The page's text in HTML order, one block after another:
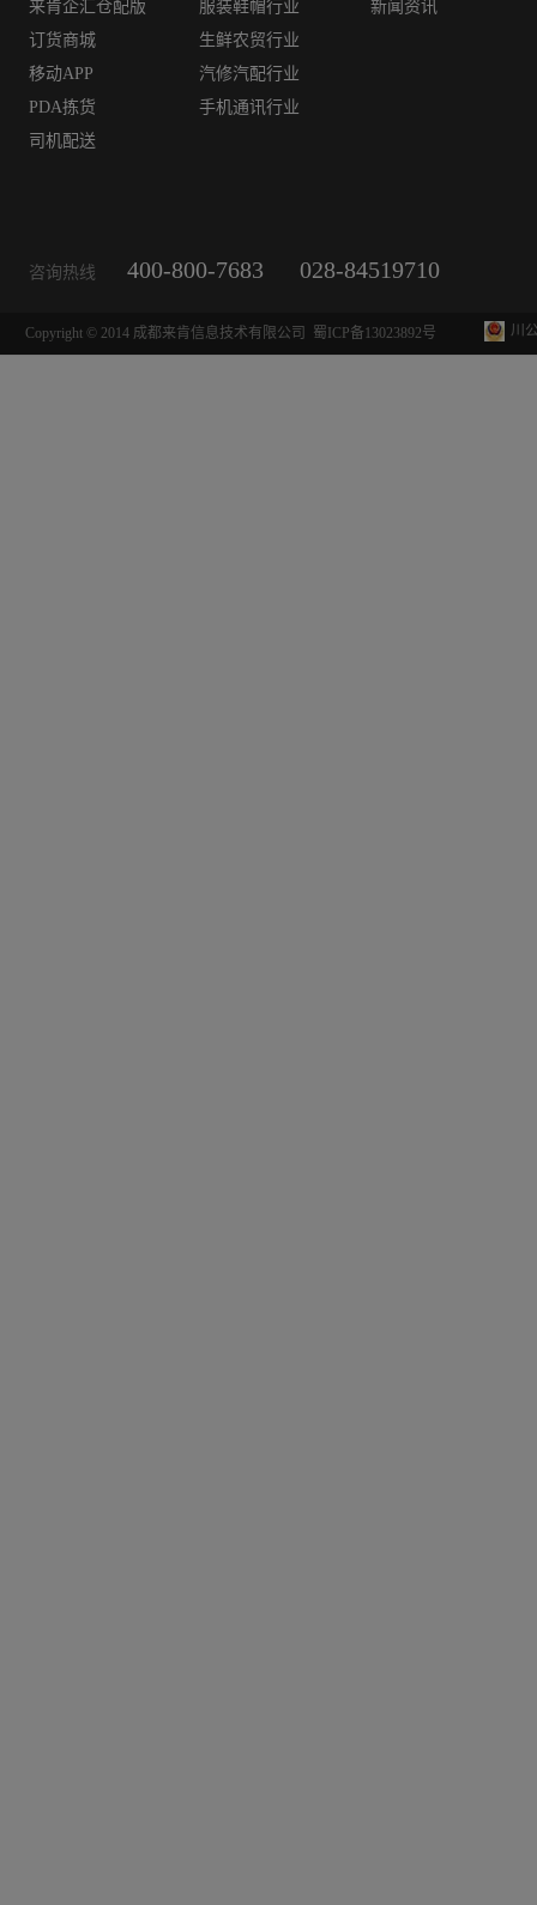
来肯企汇仓配版
订货商城
移动APP
PDA拣货
司机配送
服装鞋帽行业
生鲜农贸行业
汽修汽配行业
手机通讯行业
新闻资讯
咨询热线 400-800-7683 028-84519710
Copyright © 2014 成都来肯信息技术有限公司 蜀ICP备13023892号 川